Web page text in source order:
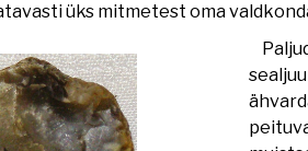
üks mitmetest oma